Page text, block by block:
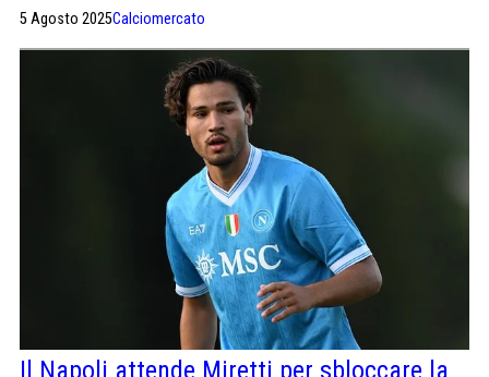
5 Agosto 2025Calciomercato
Il Napoli attende Miretti per sbloccare la